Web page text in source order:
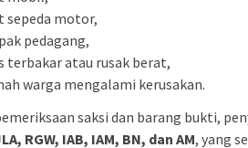
sepeda motor,
pedagang,
terbakar atau rusak berat,
warga mengalami kerusakan.
saksi dan barang bukti,
RGW, IAB, IAM, BN, dan AM, yang